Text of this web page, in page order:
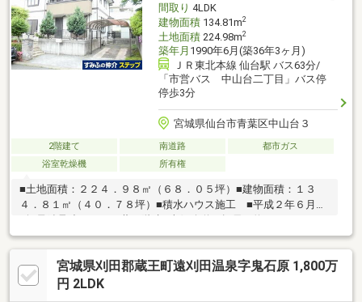
間取り 4LDK
建物面積134.81m2
土地面積224.98m2
築年月 1990年6月(築36年3ヶ月)
ＪＲ東北本線 仙台駅 バス63分/
「市営バス 中山台二丁目」バス停
停歩3分
宮城県仙台市青葉区中山台３
2階建て 南道路
都市ガス
浴室乾燥機
所有権
■土地面積：２２４．９８㎡（６８．０５坪）■建物面積：１３
４．８１㎡（４０．７８坪）■積水ハウス施工 ■平成２年６月築
面する■駐車場：２台（車種によります）２０１４年９月 暖房
機能付浴室換気乾燥機設置２０１５年６月 フェンス（外構）交
換２０１６年５月 洗面化粧台交換２０２０年６月 屋根（重
葺）、雨樋交換
宮城県刈田郡蔵王町遠刈田温泉字鬼石原 1,800万
円 2LDK